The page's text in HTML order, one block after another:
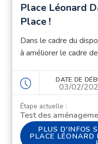
Place Léonard
Place !
Dans le cadre du
à améliorer le cadre
DATE DE
03/02/
Étape actuelle :
Test des
PLUS D'INFOS
PLUS D'INFOS
PLACE